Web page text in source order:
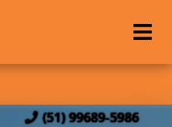
(51) 99689-5986